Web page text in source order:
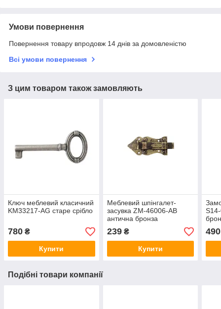
Умови повернення
Повернення товару впродовж 14 днів за домовленістю
Всі умови повернення
З цим товаром також замовляють
Ключ меблевий класичний
KM33217-AG старе срібло
780 ₴
Купити
Меблевий шпінгалет-
засувка ZM-46006-AB
антична бронза
239₴
Купити
490
Подібні товари компанії